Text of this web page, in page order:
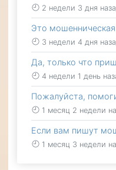
2 недели 3 дня
Это
3 недели 4 дня
Да, только что
4 недели 1 день
Пожалуйста,
1 месяц 2 недели
Если вам пишут
1 месяц 3 недели